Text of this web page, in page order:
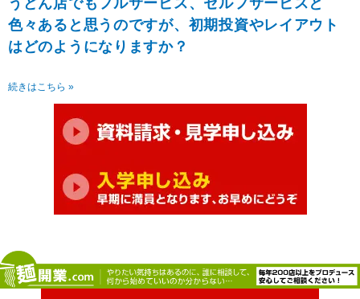
色々あると思うのですが、初期投資やレイアウト
はどのようになりますか？
続きはこちら »